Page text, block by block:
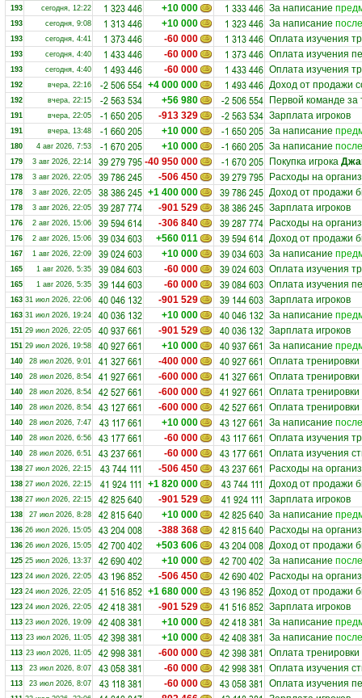
193 сегодня, 12:22 1 323 446 +10 000 1 333 446 За написание
193 сегодня, 9:08 1 313 446 +10 000 1 323 446 За написание
193 сегодня, 4:41 1 373 446 -60 000 1 313 446 Оплата изучения
193 сегодня, 4:40 1 433 446 -60 000 1 373 446 Оплата изучения
193 сегодня, 4:40 1 493 446 -60 000 1 433 446 Оплата изучения
192 вчера, 22:16 -2 506 554 +4 000 000 1 493 446 Доход от продажи
192 вчера, 22:15 -2 563 534 +56 980 -2 506 554 Первой команде
191 вчера, 22:05 -1 650 205 -913 329 -2 563 534 Зарплата игроков
191 вчера, 13:48 -1 660 205 +10 000 -1 650 205 За написание
180 4 авг 2026, 7:53 -1 670 205 +10 000 -1 660 205 За написание
179 3 авг 2026, 22:14 39 279 795 -40 950 000 -1 670 205 Покупка игрока
178 3 авг 2026, 22:05 39 786 245 -506 450 39 279 795 Расходы на
178 3 авг 2026, 22:05 38 386 245 +1 400 000 39 786 245 Доход от продажи
178 3 авг 2026, 22:05 39 287 774 -901 529 38 386 245 Зарплата игроков
176 2 авг 2026, 15:06 39 594 614 -306 840 39 287 774 Расходы на
176 2 авг 2026, 15:06 39 034 603 +560 011 39 594 614 Доход от продажи
167 1 авг 2026, 22:09 39 024 603 +10 000 39 034 603 За написание
165 1 авг 2026, 5:35 39 084 603 -60 000 39 024 603 Оплата изучения
165 1 авг 2026, 5:35 39 144 603 -60 000 39 084 603 Оплата изучения
163 31 июл 2026, 22:06 40 046 132 -901 529 39 144 603 Зарплата игроков
163 31 июл 2026, 19:24 40 036 132 +10 000 40 046 132 За написание
151 29 июл 2026, 22:05 40 937 661 -901 529 40 036 132 Зарплата игроков
151 29 июл 2026, 19:58 40 927 661 +10 000 40 937 661 За написание
140 28 июл 2026, 9:01 41 327 661 -400 000 40 927 661 Оплата
140 28 июл 2026, 8:54 41 927 661 -600 000 41 327 661 Оплата
140 28 июл 2026, 8:54 42 527 661 -600 000 41 927 661 Оплата
140 28 июл 2026, 8:54 43 127 661 -600 000 42 527 661 Оплата
140 28 июл 2026, 7:47 43 117 661 +10 000 43 127 661 За написание
140 28 июл 2026, 6:56 43 177 661 -60 000 43 117 661 Оплата изучения
140 28 июл 2026, 6:51 43 237 661 -60 000 43 177 661 Оплата изучения
138 27 июл 2026, 22:15 43 744 111 -506 450 43 237 661 Расходы на
138 27 июл 2026, 22:15 41 924 111 +1 820 000 43 744 111 Доход от продажи
138 27 июл 2026, 22:15 42 825 640 -901 529 41 924 111 Зарплата игроков
138 27 июл 2026, 8:28 42 815 640 +10 000 42 825 640 За написание
136 26 июл 2026, 15:05 43 204 008 -388 368 42 815 640 Расходы на
136 26 июл 2026, 15:05 42 700 402 +503 606 43 204 008 Доход от продажи
125 25 июл 2026, 13:37 42 690 402 +10 000 42 700 402 За написание
123 24 июл 2026, 22:05 43 196 852 -506 450 42 690 402 Расходы на
123 24 июл 2026, 22:05 41 516 852 +1 680 000 43 196 852 Доход от продажи
123 24 июл 2026, 22:05 42 418 381 -901 529 41 516 852 Зарплата игроков
113 23 июл 2026, 19:09 42 408 381 +10 000 42 418 381 За написание
113 23 июл 2026, 11:05 42 398 381 +10 000 42 408 381 За написание
113 23 июл 2026, 11:05 42 998 381 -600 000 42 398 381 Оплата
113 23 июл 2026, 8:07 43 058 381 -60 000 42 998 381 Оплата изучения
113 23 июл 2026, 8:07 43 118 381 -60 000 43 058 381 Оплата изучения